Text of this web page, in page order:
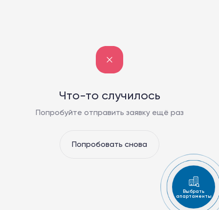
Что-то случилось
Попробуйте отправить заявку ещё раз
Попробовать снова
Выбрать
апартаменты